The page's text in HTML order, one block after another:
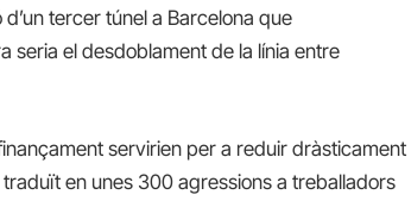
tercer túnel a Barcelona que
seria el desdoblament de la línia entre
servirien per a reduir dràsticament
traduït en unes 300 agressions a treballadors